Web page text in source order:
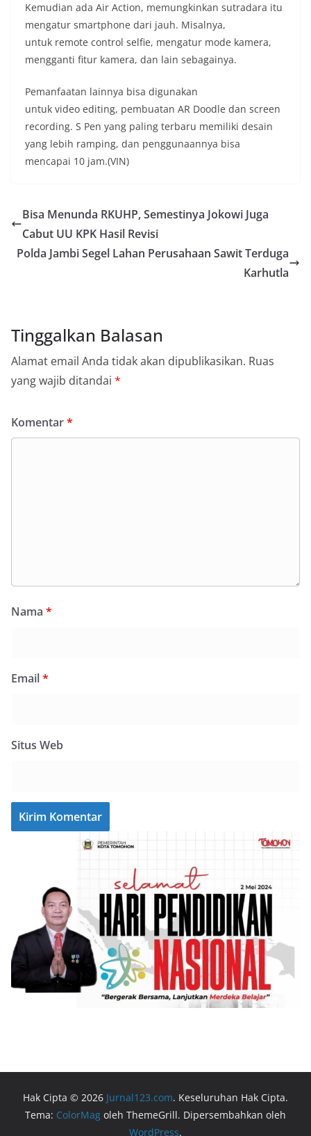
Kemudian ada Air Action, memungkinkan sutradara itu
mengatur smartphone dari jauh. Misalnya,
untuk remote control selfie, mengatur mode kamera,
mengganti fitur kamera, dan lain sebagainya.
Pemanfaatan lainnya bisa digunakan
untuk video editing, pembuatan AR Doodle dan screen
recording. S Pen yang paling terbaru memiliki desain
yang lebih ramping, dan penggunaannya bisa
mencapai 10 jam.(VIN)
Bisa Menunda RKUHP, Semestinya Jokowi Juga
Cabut UU KPK Hasil Revisi
Polda Jambi Segel Lahan Perusahaan Sawit Terduga
Karhutla
Tinggalkan Balasan
Alamat email Anda tidak akan dipublikasikan. Ruas
yang wajib ditandai *
Komentar*
Nama *
Email*
Situs Web
Hak Cipta © 2026 Jurnal123.com. Keseluruhan Hak Cipta.
Tema: ColorMag oleh ThemeGrill. Dipersembahkan oleh
WordPress.